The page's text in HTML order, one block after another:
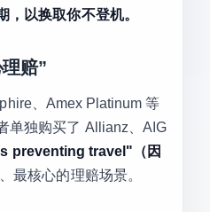
，以换取你不登机。
赔”
、Amex Platinum 等
单独购买了 Allianz、AIG
preventing travel"（因
最核心的理赔场景。